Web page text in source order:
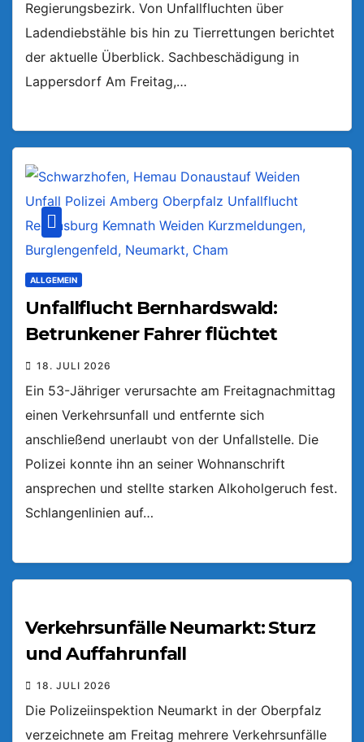
Regierungsbezirk. Von Unfallfluchten über
Ladendiebstähle bis hin zu Tierrettungen berichtet
der aktuelle Überblick. Sachbeschädigung in
Lappersdorf Am Freitag,…
ALLGEMEIN
Unfallflucht Bernhardswald:
Betrunkener Fahrer flüchtet
18. JULI 2026
Ein 53-Jähriger verursachte am Freitagnachmittag
einen Verkehrsunfall und entfernte sich
anschließend unerlaubt von der Unfallstelle. Die
Polizei konnte ihn an seiner Wohnanschrift
ansprechen und stellte starken Alkoholgeruch fest.
Schlangenlinien auf…
Verkehrsunfälle Neumarkt: Sturz
und Auffahrunfall
18. JULI 2026
Die Polizeiinspektion Neumarkt in der Oberpfalz
verzeichnete am Freitag mehrere Verkehrsunfälle